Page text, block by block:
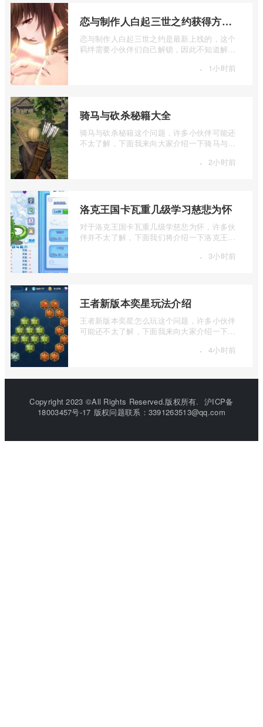
恋与制作人白起三世之约获得方法介绍
恋与制作人白起三世之约是最新上线的，这个
羁绊需要小伙伴们自己解锁，因此不知道解锁
· 1小时前
骑马与砍杀秘籍大全
骑马与砍杀秘籍这个问题，许多小伙伴可能还
不太了解，下面我来向大家介绍一下骑马与砍
· 2小时前
洛克王国卡瓦重几级学习慈悲为怀
对于洛克王国卡瓦重几级学慈悲为怀，许多伙
伴并不太了解，下面我们将介绍一下洛克王国
· 3小时前
王者新版本奕星玩法介绍
王者新版本奕星怎么玩这个问题，许多小伙伴
可能还不太了解，下面我来向大家介绍一下王
· 4小时前
Copyright 2023 ©All Rights Reserved.版权所有. 沪ICP备
18003457号-17 版权问题联系：3391263513@qq.com